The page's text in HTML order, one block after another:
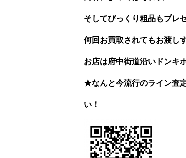
そしてびっくり粗品もプレ
何回お買取されてもお渡し
お店は府中街道沿いドンキ
★なんと今流行のライン査
い！